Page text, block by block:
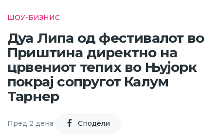
ШОУ-БИЗНИС
Дуа Липа од фестивалот во
Приштина директно на
црвениот тепих во Њујорк
покрај сопругот Калум
Тарнер
Пред 2 дена Cподели